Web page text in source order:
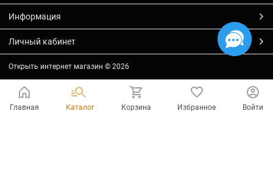
Информация
Личный кабинет
Открыть интернет магазин © 2026
Главная Каталог Корзина Избранное Войти